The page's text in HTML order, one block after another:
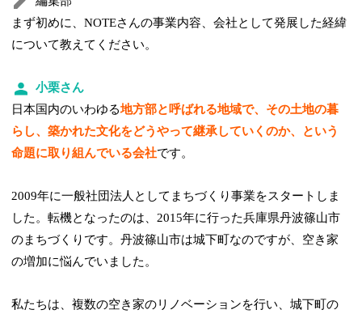
まず初めに、NOTEさんの事業内容、会社として発展した経緯
について教えてください。
小栗さん
日本国内のいわゆる地方部と呼ばれる地域で、その土地の暮
らし、築かれた文化をどうやって継承していくのか、という
命題に取り組んでいる会社です。
2009年に一般社団法人としてまちづくり事業をスタートしま
した。転機となったのは、2015年に行った兵庫県丹波篠山市
のまちづくりです。丹波篠山市は城下町なのですが、空き家
の増加に悩んでいました。
私たちは、複数の空き家のリノベーションを行い、城下町の